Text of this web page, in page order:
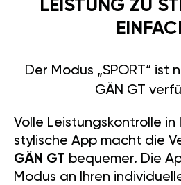
LEISTUNG ZU
Der Modus „SPORT“ ist
GÄN GT
Volle Leistungskontrolle in
stylische App macht die
GÄN GT bequemer. Die
Modus an Ihren